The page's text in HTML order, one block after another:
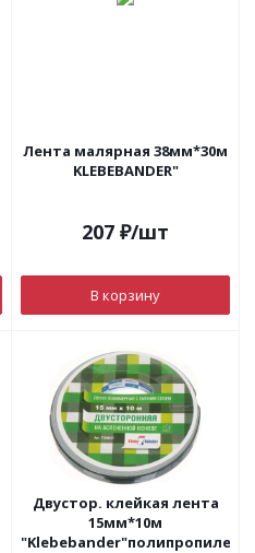
Лента малярная 38мм*30м
KLEBEBANDER"
207 ₽/шт
В корзину
Двустор. клейкая лента
15мм*10м
"Klebebander"полипропилен.